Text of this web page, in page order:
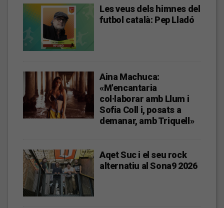
Les veus dels himnes del
futbol català: Pep Lladó
Aina Machuca:
«M'encantaria
col·laborar amb Llum i
Sofia Coll i, posats a
demanar, amb Triquell»
Aqet Suc i el seu rock
alternatiu al Sona9 2026